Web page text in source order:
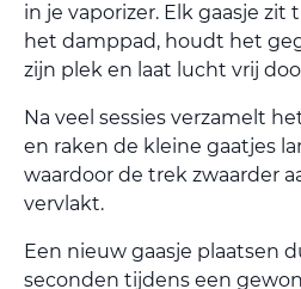
in je vaporizer. Elk gaasje
het damppad, houdt het
zijn plek en laat lucht vrij
Na veel sessies verzamelt
en raken de kleine gaatjes
waardoor de trek zwaarder
vervlakt.
Een nieuw gaasje plaatsen
seconden tijdens een